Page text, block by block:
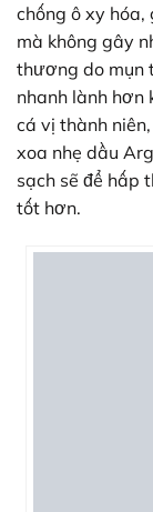
chống ô xy
mà không gây
thương do mụn
nhanh lành
cá vị thành
xoa nhẹ dầu
sạch sẽ để hấp
tốt hơn.